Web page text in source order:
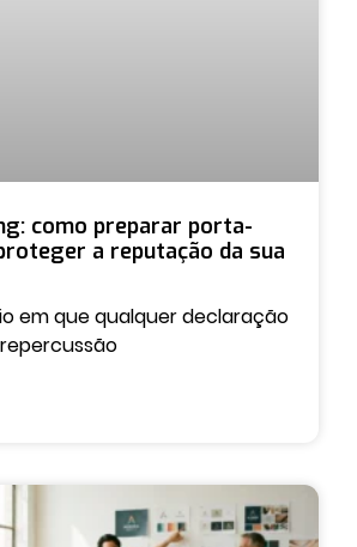
como preparar porta-
a reputação da sua
em que qualquer declaração